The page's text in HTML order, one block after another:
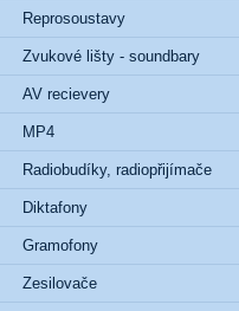
Reprosoustavy
Zvukové lišty - soundbary
AV recievery
MP4
Radiobudíky, radiopřijímače
Diktafony
Gramofony
Zesilovače